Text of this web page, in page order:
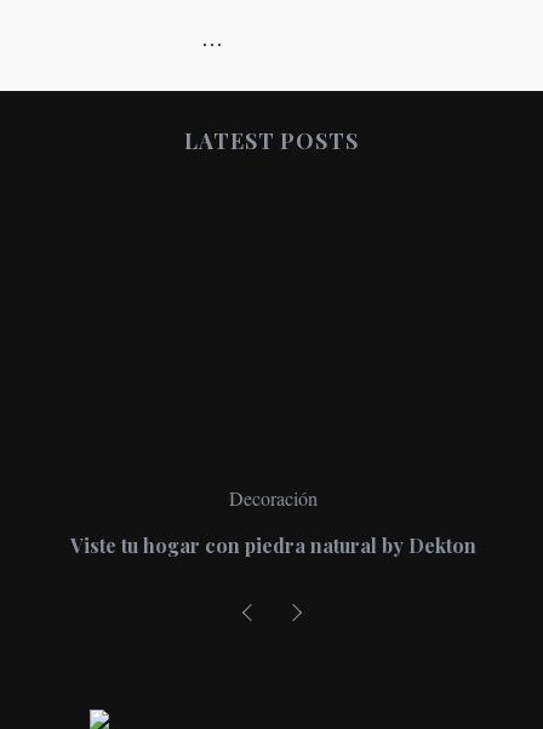
…
LATEST POSTS
Decoración
Viste tu hogar con piedra natural by Dekton